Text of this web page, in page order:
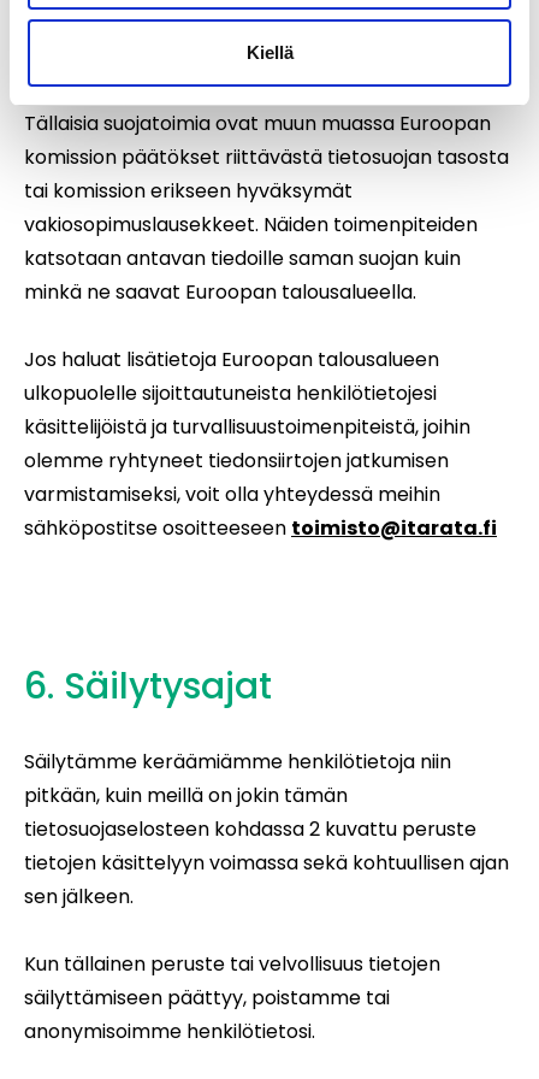
Kiellä
saisivat riittävää suojaa, olemme varmistaneet, että
tällaisissa tilanteissa on otettu käyttöön riittävät
suojatoimet turvallisen siirron varmistamiseksi.
Tällaisia suojatoimia ovat muun muassa Euroopan
komission päätökset riittävästä tietosuojan tasosta
tai komission erikseen hyväksymät
vakiosopimuslausekkeet. Näiden toimenpiteiden
katsotaan antavan tiedoille saman suojan kuin
minkä ne saavat Euroopan talousalueella.
Jos haluat lisätietoja Euroopan talousalueen
ulkopuolelle sijoittautuneista henkilötietojesi
käsittelijöistä ja turvallisuustoimenpiteistä, joihin
olemme ryhtyneet tiedonsiirtojen jatkumisen
varmistamiseksi, voit olla yhteydessä meihin
sähköpostitse osoitteeseen toimisto@itarata.fi
6. Säilytysajat
Säilytämme keräämiämme henkilötietoja niin
pitkään, kuin meillä on jokin tämän
tietosuojaselosteen kohdassa 2 kuvattu peruste
tietojen käsittelyyn voimassa sekä kohtuullisen ajan
sen jälkeen.
Kun tällainen peruste tai velvollisuus tietojen
säilyttämiseen päättyy, poistamme tai
anonymisoimme henkilötietosi.